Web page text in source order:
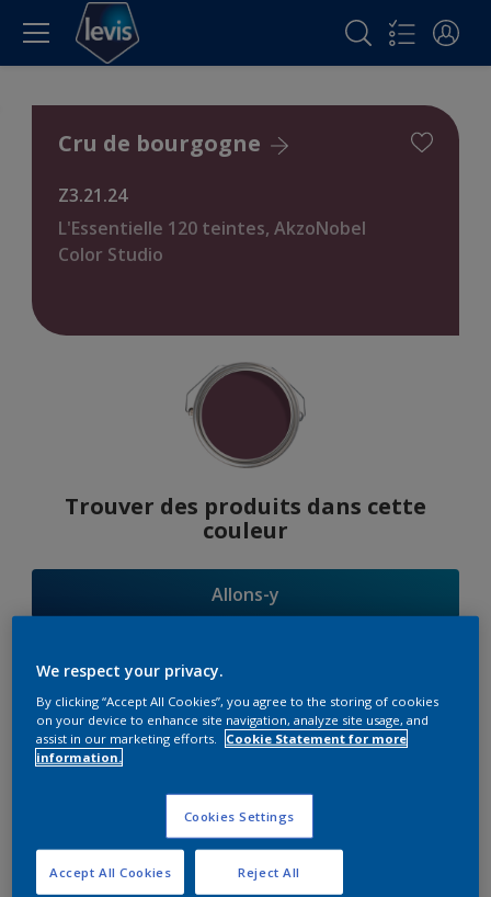
Cru de bourgogne
Z3.21.24
L'Essentielle 120 teintes, AkzoNobel
Color Studio
Trouver des produits dans cette
couleur
Allons-y
Suggestions
d'Harmonies
Le Blanc Parfait
We respect your privacy.
By clicking “Accept All Cookies”, you agree to the storing of cookies
on your device to enhance site navigation, analyze site usage, and
assist in our marketing efforts.
Cookie Statement for more
information.
Cookies Settings
Reject All
Accept All Cookies